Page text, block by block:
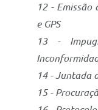
12 - Emissão
e GPS
13 -
14 - Juntada
15 -